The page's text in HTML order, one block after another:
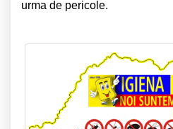
urma de pericole.